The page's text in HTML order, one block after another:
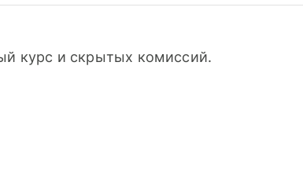
курс и скрытых комиссий.